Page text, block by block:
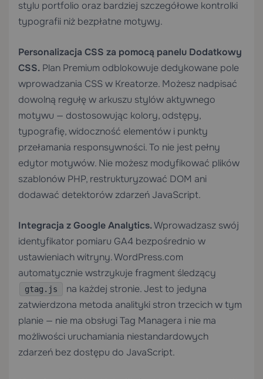
stylu portfolio oraz bardziej szczegółowe kontrolki
typografii niż bezpłatne motywy.
Personalizacja CSS za pomocą panelu Dodatkowy
CSS. Plan Premium odblokowuje dedykowane pole
wprowadzania CSS w Kreatorze. Możesz nadpisać
dowolną regułę w arkuszu stylów aktywnego
motywu — dostosowując kolory, odstępy,
typografię, widoczność elementów i punkty
przełamania responsywności. To nie jest pełny
edytor motywów. Nie możesz modyfikować plików
szablonów PHP, restrukturyzować DOM ani
dodawać detektorów zdarzeń JavaScript.
Integracja z Google Analytics.Wprowadzasz swój
identyfikator pomiaru GA4 bezpośrednio w
ustawieniach witryny. WordPress.com
automatycznie wstrzykuje fragment śledzący
gtag.js
na każdej stronie. Jest to jedyna
zatwierdzona metoda analityki stron trzecich w tym
planie — nie ma obsługi Tag Managera i nie ma
możliwości uruchamiania niestandardowych
zdarzeń bez dostępu do JavaScript.